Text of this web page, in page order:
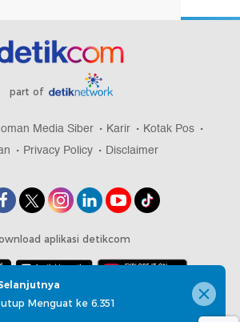
part of
Media Siber Karir
Kotak Pos
Privacy Policy Disclaimer
aplikasi detikcom
2026 detikcom, All right reserved
Menguat ke 6.351